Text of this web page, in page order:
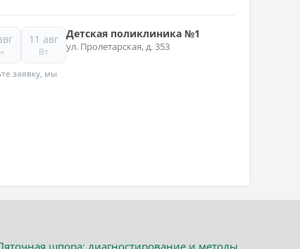
11 авг
Вт
заявку, мы
Детская поликлиника №1
ул. Пролетарская, д. 353
шпора: диагностирование и методы